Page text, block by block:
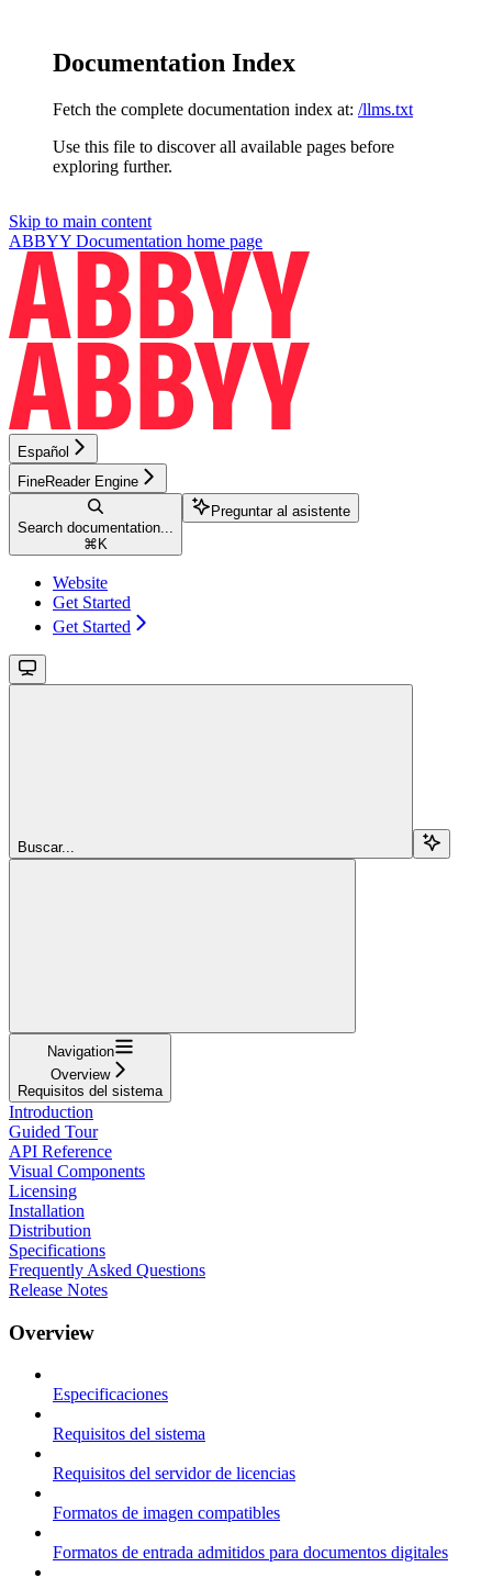
Documentation Index
Fetch the complete documentation index at: /llms.txt
Use this file to discover all available pages before
exploring further.
Skip to main content
ABBYY Documentation home page
Español
FineReader Engine
Search documentation...
⌘ K
Preguntar al asistente
Website
Get Started
Get Started
Buscar...
Navigation
Overview
Requisitos del sistema
Introduction
Guided Tour
API Reference
Visual Components
Licensing
Installation
Distribution
Specifications
Frequently Asked Questions
Release Notes
Overview
Especificaciones
Requisitos del sistema
Requisitos del servidor de licencias
Formatos de imagen compatibles
Formatos de entrada admitidos para documentos digitales